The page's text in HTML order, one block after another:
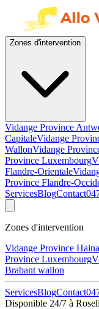
Zones d'intervention
Vidange Province
CapitaleVidange
WallonVidange
Province Luxembourg
Flandre-Orientale
Province Flandre-
ServicesBlogContact
Zones d'intervention
Vidange Province
Province Luxembourg
Brabant wallon
ServicesBlogContact
Disponible 24/7 à